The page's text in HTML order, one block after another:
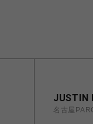
JUSTIN
名古屋